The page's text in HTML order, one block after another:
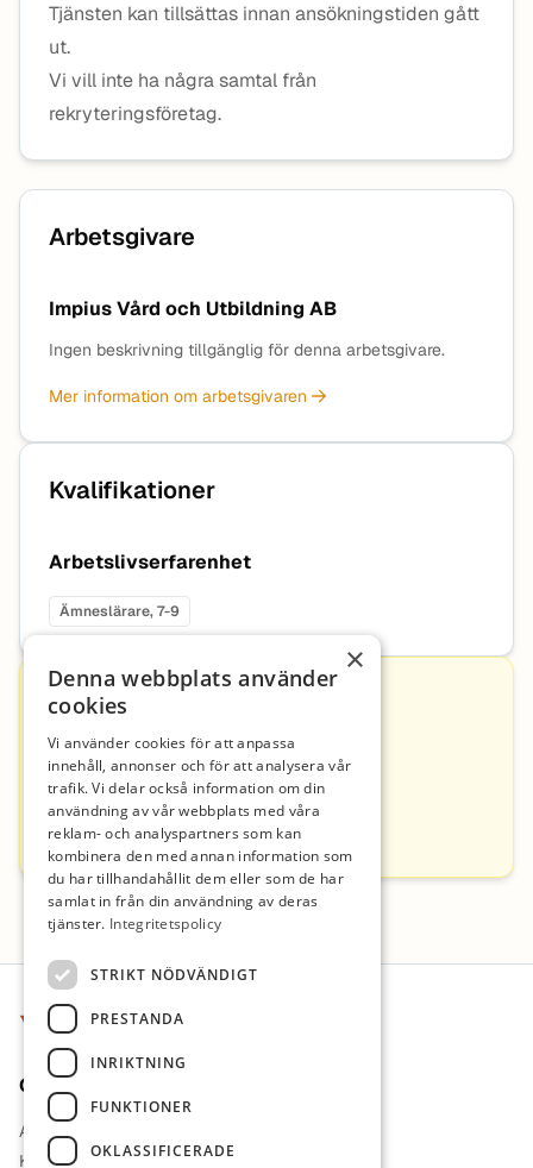
Tjänsten kan tillsättas innan ansökningstiden gått
ut.
Vi vill inte ha några samtal från
rekryteringsföretag.
Arbetsgivare
Impius Vård och Utbildning AB
Ingen beskrivning tillgänglig för denna arbetsgivare.
Mer information om arbetsgivaren
Kvalifikationer
Arbetslivserfarenhet
Ämneslärare, 7-9
Kontakt
Eric Mattsson
eric.mattsson@impius.se
0660-273807
Sidfot
Om oss
Arbetsgivare i fokus
Kontakt
×
Denna webbplats använder
cookies
Vi använder cookies för att anpassa
innehåll, annonser och för att analysera vår
trafik. Vi delar också information om din
användning av vår webbplats med våra
reklam- och analyspartners som kan
kombinera den med annan information som
du har tillhandahållit dem eller som de har
samlat in från din användning av deras
tjänster. Integritetspolicy
STRIKT NÖDVÄNDIGT
PRESTANDA
INRIKTNING
FUNKTIONER
OKLASSIFICERADE